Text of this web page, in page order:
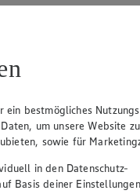
Flasche,
versch.
Becher,
ein bestmögliches
um unsere Website zu
sowie für
in den Datenschutz-
Basis deiner